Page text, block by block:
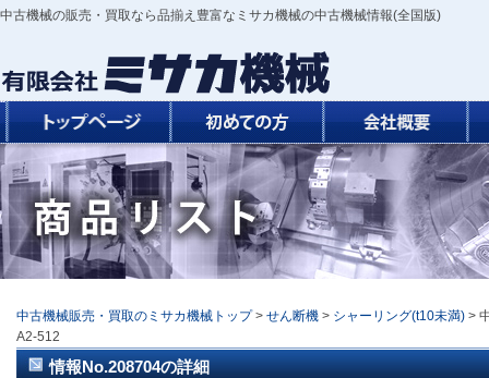
中古機械の販売・買取なら品揃え豊富なミサカ機械の中古機械情報(全国版)
中古機械販売・買取のミサカ機械トップ > せん断機 > シャーリング(t10未満) >
A2-512
情報No.208704の詳細